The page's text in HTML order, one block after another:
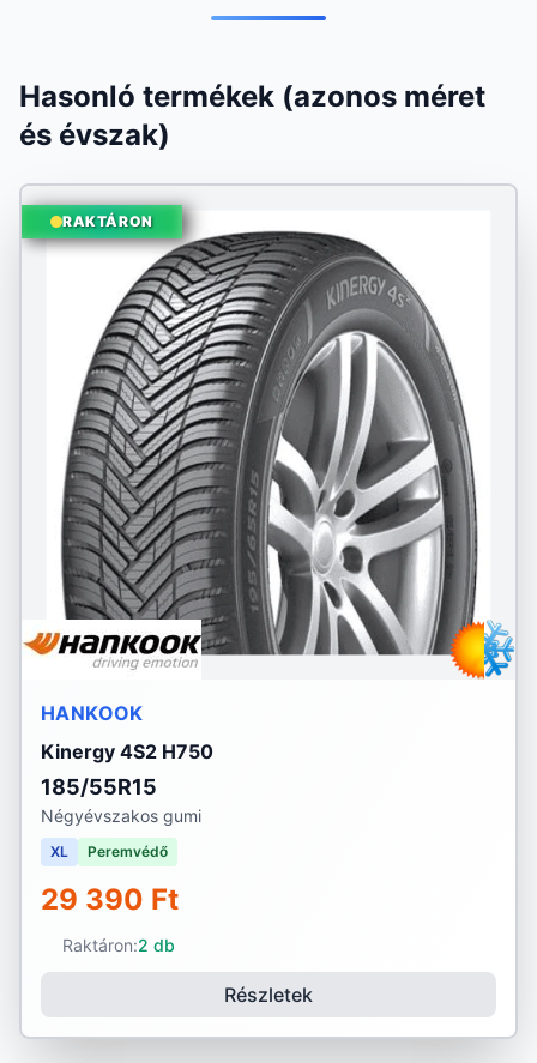
Hasonló termékek (azonos méret
és évszak)
RAKTÁRON
HANKOOK
Kinergy 4S2 H750
185/55R15
Négyévszakos gumi
XL Peremvédő
29 390 Ft
Raktáron:2 db
Részletek